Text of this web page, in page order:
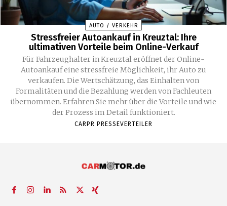
AUTO / VERKEHR
Stressfreier Autoankauf in Kreuztal: Ihre
ultimativen Vorteile beim Online-Verkauf
Für Fahrzeughalter in Kreuztal eröffnet der Online-
Autoankauf eine stressfreie Möglichkeit, ihr Auto zu
verkaufen. Die Wertschätzung, das Einhalten von
Formalitäten und die Bezahlung werden von Fachleuten
übernommen. Erfahren Sie mehr über die Vorteile und wie
der Prozess im Detail funktioniert.
CARPR PRESSEVERTEILER